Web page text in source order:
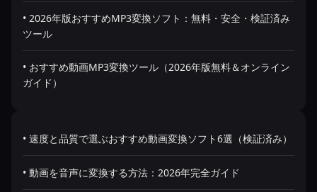
• 2026年版おすすめMP3変換ソフト：無料・安全・検証済み
ツール
• おすすめ動画MP3変換ツール（2026年版無料＆オンライン
ガイド）
• 速度と品質で選ぶおすすめ動画変換ソフト6選（検証済み）
• 動画を音声に変換する方法：2026年完全ガイド